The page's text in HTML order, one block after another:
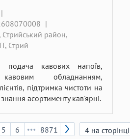
|
|
Стрийський район,
Стрий
подача кавових напоїв,
обладнанням,
підтримка чистоти на
асортименту кав'ярні.
5 6 8871